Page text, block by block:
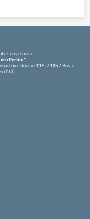
Comprensivo
Pertini"
Rossini 115, 21052 Busto
(VA)